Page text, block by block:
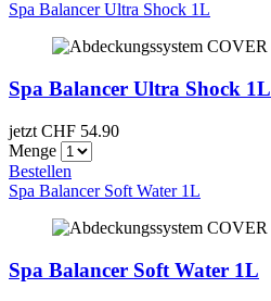
Spa Balancer Ultra Shock 1L
Spa Balancer Ultra Shock 1L
jetzt CHF 54.90
Menge
Bestellen
Spa Balancer Soft Water 1L
Spa Balancer Soft Water 1L